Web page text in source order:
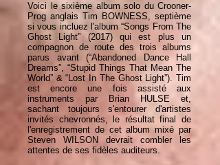
Voici le sixième album solo du Crooner-
Prog anglais Tim BOWNESS, septième
si vous incluez l'album “Songs From The
Ghost Light” (2017) qui est plus un
compagnon de route des trois albums
parus avant (“Abandoned Dance Hall
Dreams”, “Stupid Things That Mean The
World” & “Lost In The Ghost Light”). Tim
est encore une fois assisté aux
instruments par Brian HULSE et,
sachant toujours s'entourer d'artistes
invités chevronnés, le résultat final de
l'enregistrement de cet album mixé par
Steven WILSON devrait combler les
attentes de ses fidèles auditeurs.